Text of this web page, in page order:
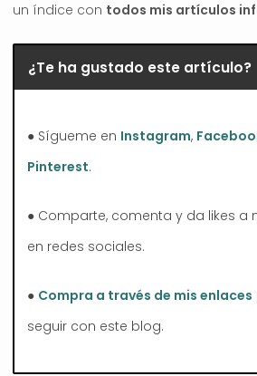
un índice con todos mis artículos
¿Te ha gustado este artículo?
● Sígueme en Instagram,
Pinterest.
● Comparte, comenta y da likes a
en redes sociales.
● Compra a través de mis enlaces
seguir con este blog.